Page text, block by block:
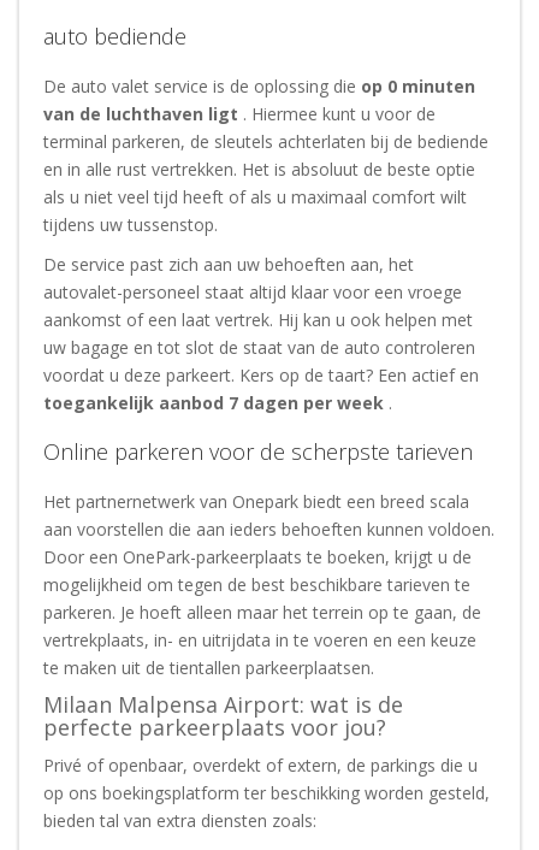
auto bediende
De auto valet service is de oplossing die op 0 minuten
van de luchthaven ligt . Hiermee kunt u voor de
terminal parkeren, de sleutels achterlaten bij de bediende
en in alle rust vertrekken. Het is absoluut de beste optie
als u niet veel tijd heeft of als u maximaal comfort wilt
tijdens uw tussenstop.
De service past zich aan uw behoeften aan, het
autovalet-personeel staat altijd klaar voor een vroege
aankomst of een laat vertrek. Hij kan u ook helpen met
uw bagage en tot slot de staat van de auto controleren
voordat u deze parkeert. Kers op de taart? Een actief en
toegankelijk aanbod 7 dagen per week .
Online parkeren voor de scherpste tarieven
Het partnernetwerk van Onepark biedt een breed scala
aan voorstellen die aan ieders behoeften kunnen voldoen.
Door een OnePark-parkeerplaats te boeken, krijgt u de
mogelijkheid om tegen de best beschikbare tarieven te
parkeren. Je hoeft alleen maar het terrein op te gaan, de
vertrekplaats, in- en uitrijdata in te voeren en een keuze
te maken uit de tientallen parkeerplaatsen.
Milaan Malpensa Airport: wat is de
perfecte parkeerplaats voor jou?
Privé of openbaar, overdekt of extern, de parkings die u
op ons boekingsplatform ter beschikking worden gesteld,
bieden tal van extra diensten zoals: